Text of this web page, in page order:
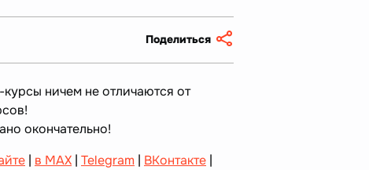
Поделиться
ничем не отличаются от
окончательно!
| в MAX | Telegram | ВКонтакте |